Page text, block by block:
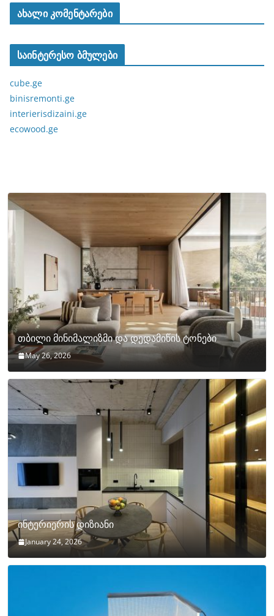
ახალი კომენტარები
საინტერესო ბმულები
cube.ge
binisremonti.ge
interierisdizaini.ge
ecowood.ge
თბილი მინიმალიზმი და დედამიწის ტონები
May 26, 2026
ინტერიერის დიზიანი
January 24, 2026